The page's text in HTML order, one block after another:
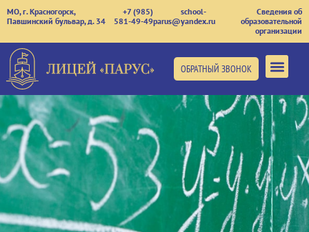
МО, г. Красногорск,
Павшинский бульвар, д. 34
+7 (985)
581-49-49
school-
parus@yandex.ru
Сведения об
образовательной
организации
ОБРАТНЫЙ ЗВОНОК